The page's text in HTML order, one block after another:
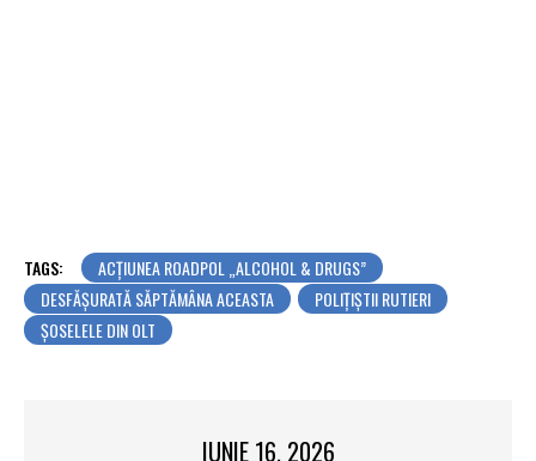
TAGS:
ACȚIUNEA ROADPOL „ALCOHOL & DRUGS”
DESFĂȘURATĂ SĂPTĂMÂNA ACEASTA
POLIŢIŞTII RUTIERI
ȘOSELELE DIN OLT
IUNIE 16, 2026